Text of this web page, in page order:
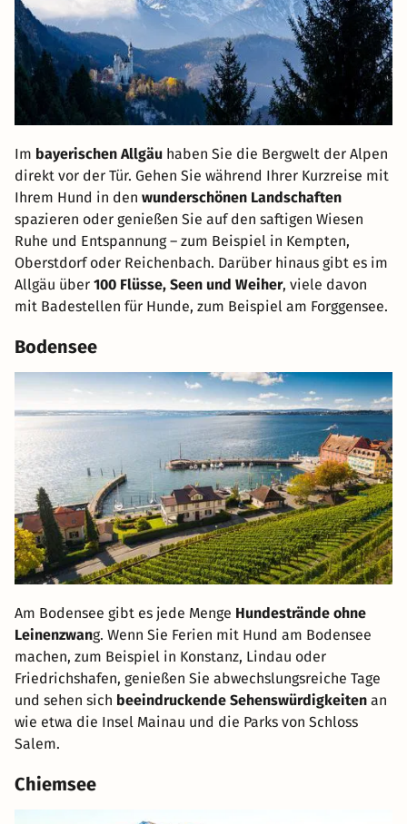
Im bayerischen Allgäu haben Sie die Bergwelt der Alpen
direkt vor der Tür. Gehen Sie während Ihrer Kurzreise mit
Ihrem Hund in den wunderschönen Landschaften
spazieren oder genießen Sie auf den saftigen Wiesen
Ruhe und Entspannung – zum Beispiel in Kempten,
Oberstdorf oder Reichenbach. Darüber hinaus gibt es im
Allgäu über 100 Flüsse, Seen und Weiher, viele davon
mit Badestellen für Hunde, zum Beispiel am Forggensee.
Bodensee
Am Bodensee gibt es jede Menge Hundestrände ohne
Leinenzwang. Wenn Sie Ferien mit Hund am Bodensee
machen, zum Beispiel in Konstanz, Lindau oder
Friedrichshafen, genießen Sie abwechslungsreiche Tage
und sehen sich beeindruckende Sehenswürdigkeiten an
wie etwa die Insel Mainau und die Parks von Schloss
Salem.
Chiemsee